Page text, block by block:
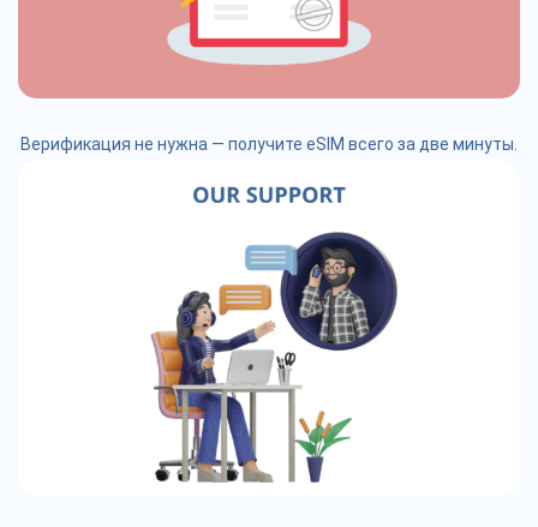
Верификация не нужна — получите eSIM всего за две минуты.